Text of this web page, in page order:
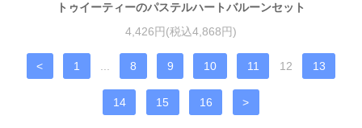
トゥイーティーのパステルハートバルーンセット
4,426円(税込4,868円)
< 1 8 9 10 11 12 13
14 15 16 >